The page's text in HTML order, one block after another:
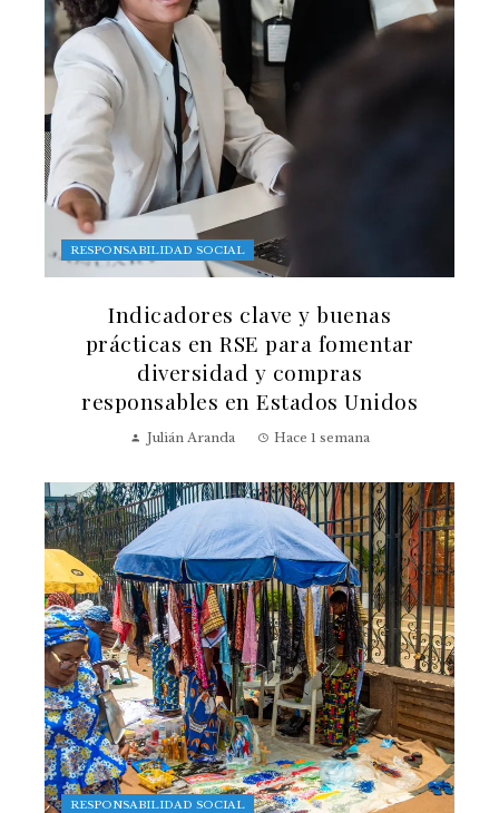
RESPONSABILIDAD SOCIAL
Indicadores clave y buenas
prácticas en RSE para fomentar
diversidad y compras
responsables en Estados Unidos
Julián Aranda Hace 1 semana
RESPONSABILIDAD SOCIAL